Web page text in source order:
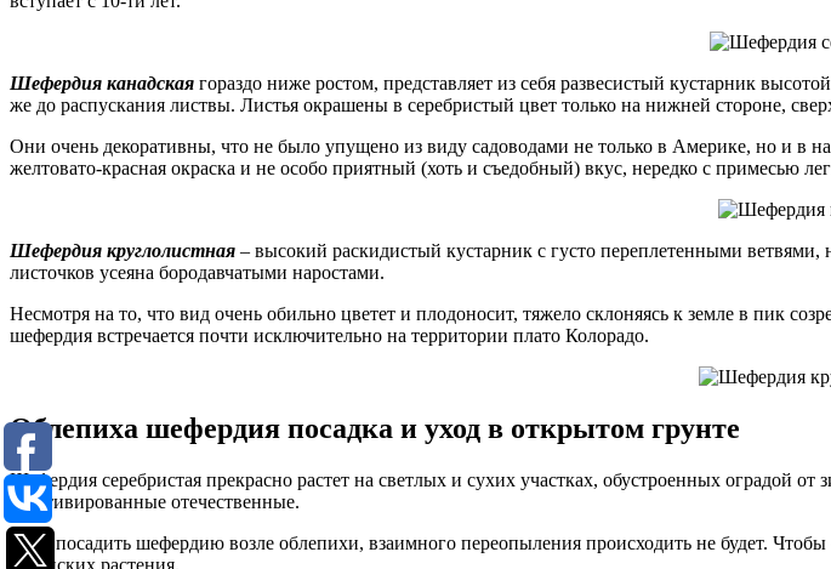
Шефердия канадская гораздо ниже ростом, представляет из себя развесистый кустарник
же до распускания листвы. Листья окрашены в серебристый цвет только на нижней стороне,
Они очень декоративны, что не было упущено из виду садоводами не только в Америке, но и в
желтовато-красная окраска и не особо приятный (хоть и съедобный) вкус, нередко с примесью
Шефердия круглолистная – высокий раскидистый кустарник с густо переплетенными ветвями,
листочков усеяна бородавчатыми наростами.
Несмотря на то, что вид очень обильно цветет и плодоносит, тяжело склоняясь к земле в пик
шефердия встречается почти исключительно на территории плато Колорадо.
Облепиха шефердия посадка и уход в открытом грунте
Шефердия серебристая прекрасно растет на светлых и сухих участках, обустроенных оградой
культивированные отечественные.
Если посадить шефердию возле облепихи, взаимного переопыления происходить не будет.